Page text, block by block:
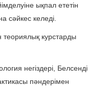
ықпал ететін
келеді.
курстарды
негіздері, Белсенді
пәндерімен